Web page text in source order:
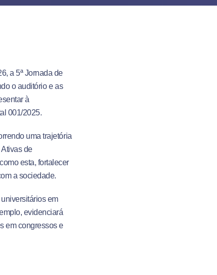
a 5ª Jornada de
o auditório e as
à
001/2025.
uma trajetória
de
esta, fortalecer
a sociedade.
em
evidenciará
em congressos e